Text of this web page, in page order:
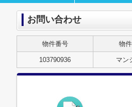
お問い合わせ
物件番号 物
103790936 マン